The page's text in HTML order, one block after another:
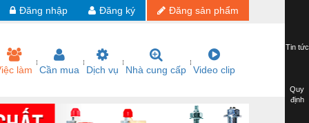
Đăng sản phẩm
Đăng ký
Đăng nhập
làm Cần mua Dịch vụ Nhà cung cấp Video clip
Tin tức
Quy
định